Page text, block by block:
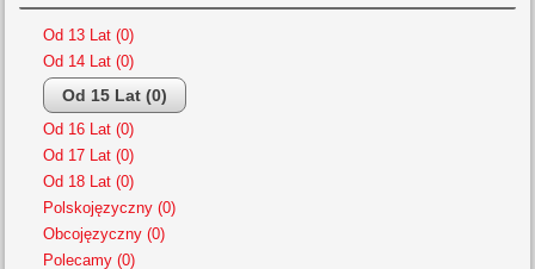
Od 13 Lat (0)
Od 14 Lat (0)
Od 15 Lat (0)
Od 16 Lat (0)
Od 17 Lat (0)
Od 18 Lat (0)
Polskojęzyczny (0)
Obcojęzyczny (0)
Polecamy (0)